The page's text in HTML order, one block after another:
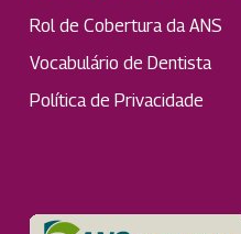
Rol de Cobertura da ANS
Vocabulário de Dentista
Política de Privacidade